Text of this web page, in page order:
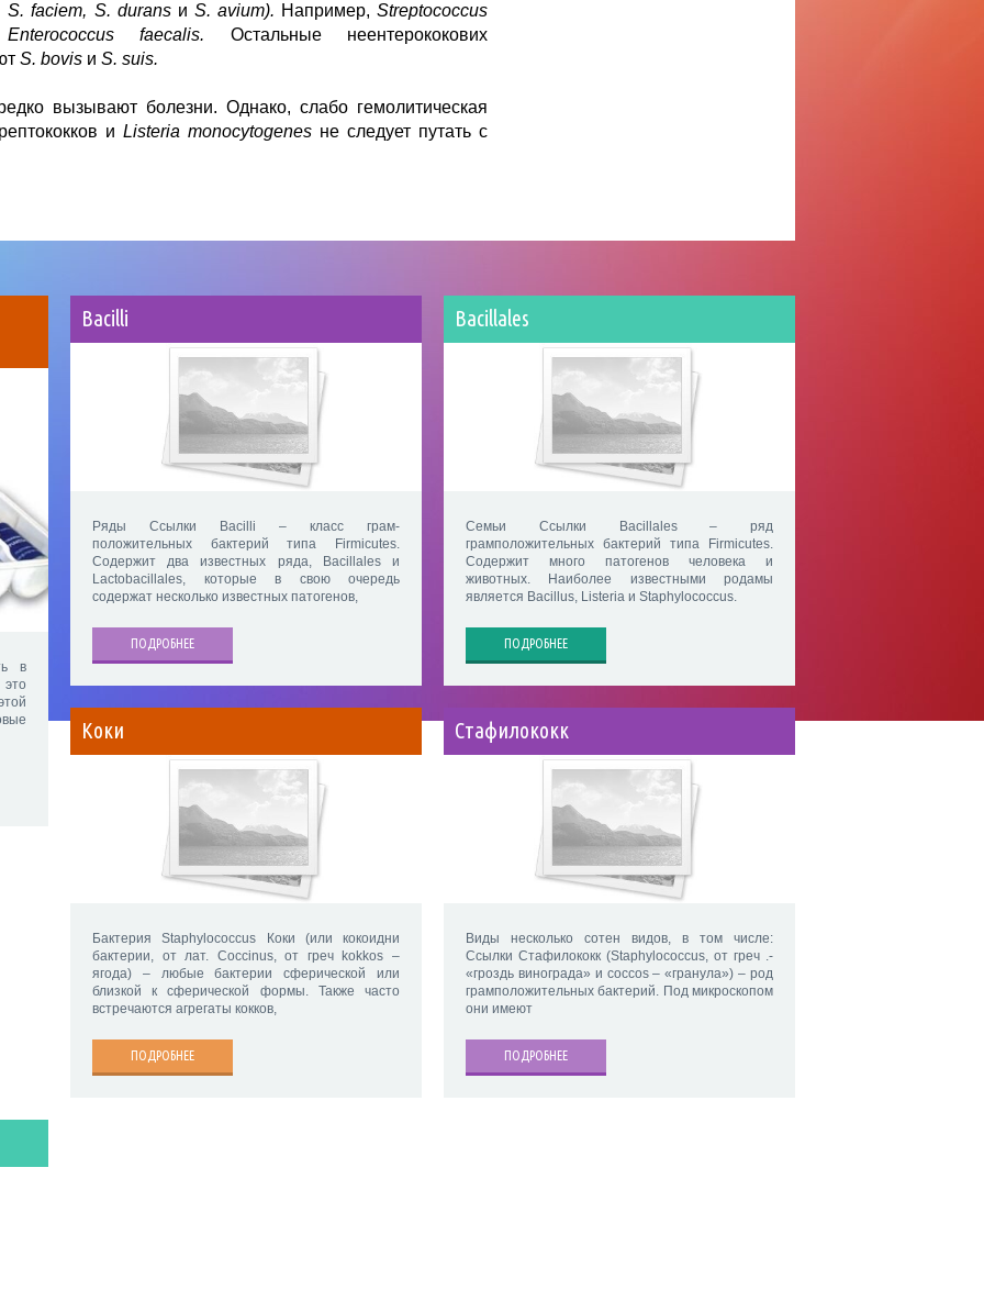
S. faciem, S. duransи S. avium). Например,Streptococcus
Enterococcus faecalis. Остальные неентерококових
S. bovis и S. suis.
вызывают болезни. Однако, слабо гемолитическая
и Listeria monocytogenes не следует путать с
в
Bacilli
Ряды Ссылки Bacilli – класс грам-
положительных бактерий типа Firmicutes.
Содержит два известных ряда, Bacillales и
Lactobacillales, которые в свою очередь
содержат несколько известных патогенов,
ПОДРОБНЕЕ
Bacillales
Семьи Ссылки Bacillales – ряд
грамположительных бактерий типа Firmicutes.
Содержит много патогенов человека и
животных. Наиболее известными родамы
является Bacillus, Listeria и Staphylococcus.
ПОДРОБНЕЕ
Коки
Бактерия Staphylococcus Коки (или кокоидни
бактерии, от лат. Coccinus, от греч kokkos –
ягода) – любые бактерии сферической или
близкой к сферической формы. Также часто
встречаются агрегаты кокков,
ПОДРОБНЕЕ
Стафилококк
Виды несколько сотен видов, в том числе:
Ссылки Стафилококк (Staphylococcus, от греч .-
«гроздь винограда» и coccos – «гранула») – род
грамположительных бактерий. Под микроскопом
они имеют
ПОДРОБНЕЕ